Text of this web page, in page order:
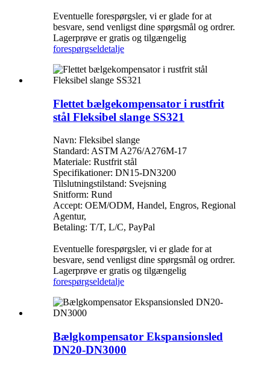
Eventuelle forespørgsler, vi er glade for at
besvare, send venligst dine spørgsmål og ordrer.
Lagerprøve er gratis og tilgængelig
forespørgseldetalje
Flettet bælgekompensator i rustfrit
stål Fleksibel slange SS321
Navn: Fleksibel slange
Standard: ASTM A276/A276M-17
Materiale: Rustfrit stål
Specifikationer: DN15-DN3200
Tilslutningstilstand: Svejsning
Snitform: Rund
Accept: OEM/ODM, Handel, Engros, Regional
Agentur,
Betaling: T/T, L/C, PayPal
Eventuelle forespørgsler, vi er glade for at
besvare, send venligst dine spørgsmål og ordrer.
Lagerprøve er gratis og tilgængelig
forespørgseldetalje
Bælgkompensator Ekspansionsled
DN20-DN3000